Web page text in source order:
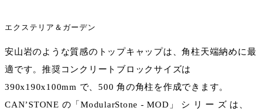
エクステリア＆ガーデン
安山岩のような質感のトップキャップは、角柱天端納めに最
適です。推奨コンクリートブロックサイズは
390x190x100mm で、500 角の角柱を作成できます。
CAN’STONE の「ModularStone - MOD」 シ リ ー ズ は、